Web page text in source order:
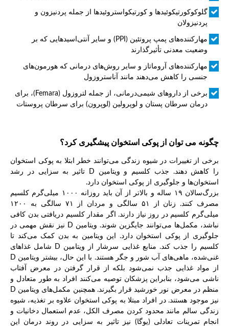
گلوکوکورتیکوئیدها و کورتیکواستروئیدها از جمله پردنیزون و
پردنیزولان
مهارکننده‌های پمپ پروتئین (PPI) و سایر آنتی‌اسیدهایی که بر
وضعیت معدنی تأثیرگذارند
مهارکننده‌های آروماتاز و سایر روش‌های درمانی که هورمون‌های
جنسی را کاهش می‌دهند مانند آناستروزول
برخی از داروهای شیمی‌درمانی، از جمله لتروزول (Femara)، برای
درمان سرطان پستان و لوپرولین (لوپرون) برای سرطان پروستات
چگونه می توان از پوکی استخوان پیشگیری کرد؟
برخی از تغییرات در شیوه زندگی می‌توانند خطر ابتلا به پوکی استخوان
را کاهش دهند. جذب کلسیم و ویتامین D تاثیر به سزایی در رشد
استخوان‌ها و جلوگیری از پوکی استخوان دارد.
بزرگ‌سالان ۱۹ ساله و بالاتر از آن باید روزانه ۱۰۰۰ میلی‌گرم کلسیم
مصرف کنند. زنان از ۵۱ سالگی و مردان از ۷۱ سالگی به ۱۲۰۰
میلی‌گرم کلسیم در روز نیاز دارند. اگر مقدار کلسیم دریافتی بدن کافی
نباشد، مکمل‌ها می‌توانند جایگزین شوند. ویتامین D نیز نقش مهمی در
جلوگیری از پوکی استخوان دارد. این ویتامین به بدن کمک می‌کند تا
کلسیم را جذب کند. منابع غذایی سرشار از ویتامین D شامل غذاهای
غنی‌شده، ماهی‌های آب شور و جگر هستند. با این حال، بیشتر ویتامین D
از مواد غذایی جذب نمی‌شود بلکه از قرار گرفتن در معرض آفتاب
ناشی می‌شود، بنابراین پزشکان توصیه می‌کنند افراد به طور متعادل و
منظم در معرض نور خورشید قرار بگیرند. همچنین مکمل‌های ویتامین D
نیز موجود هستند. در افراد مبتلا به پوکی استخوان علاوه بر تغذیه، شیوه
زندگی سالم مانند محدود کردن مصرف الکل، عدم استعمال دخانیات و
انجام تمرینات تعادلی (یوگا) نیز تاثیر به سزایی در روند درمان این